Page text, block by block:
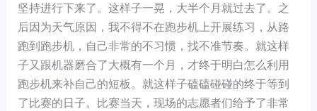
坚持进行下来了。这样子一晃，大半个月就过去了。之
后因为天气原因，我不得不在跑步机上开展练习，从路
跑到跑步机，自己非常的不习惯，找不准节奏。就这样
子又跟机器磨合了大概有一个月，才终于明白怎么利用
跑步机来补自己的短板。就这样子磕磕碰碰的终于等到
了比赛的日子。比赛当天，现场的志愿者们给予了非常